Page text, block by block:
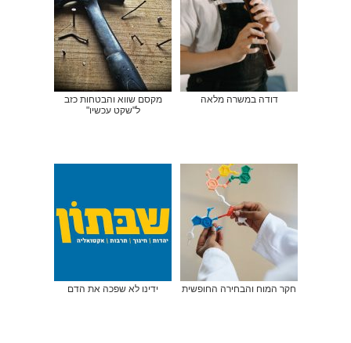
דודה במשרה מלאה
מקסם שווא והבטחות כזב
ל"שקט עכשיו"
חקר המוח והבחירה החופשית ידינו לא שפכה את הדם